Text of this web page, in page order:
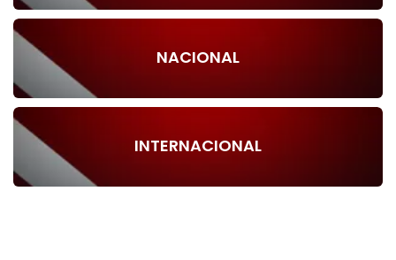
NACIONAL
INTERNACIONAL